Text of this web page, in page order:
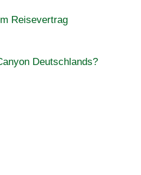
Reisevertrag
Deutschlands?